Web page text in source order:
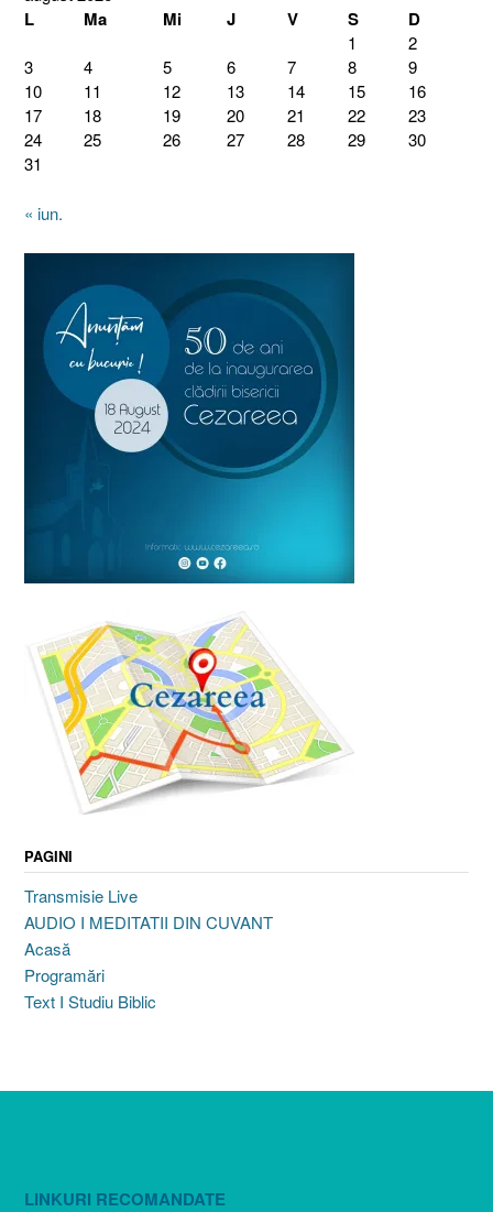
L Ma Mi J V S D
1
2
3
4 5 6 7 8
9
10
11 12 13 14 15
16
17
18 19 20 21 22
23
24
25 26 27 28 29
30
31
« iun.
PAGINI
Transmisie Live
AUDIO I MEDITATII DIN CUVANT
Acasă
Programări
Text I Studiu Biblic
LINKURI RECOMANDATE